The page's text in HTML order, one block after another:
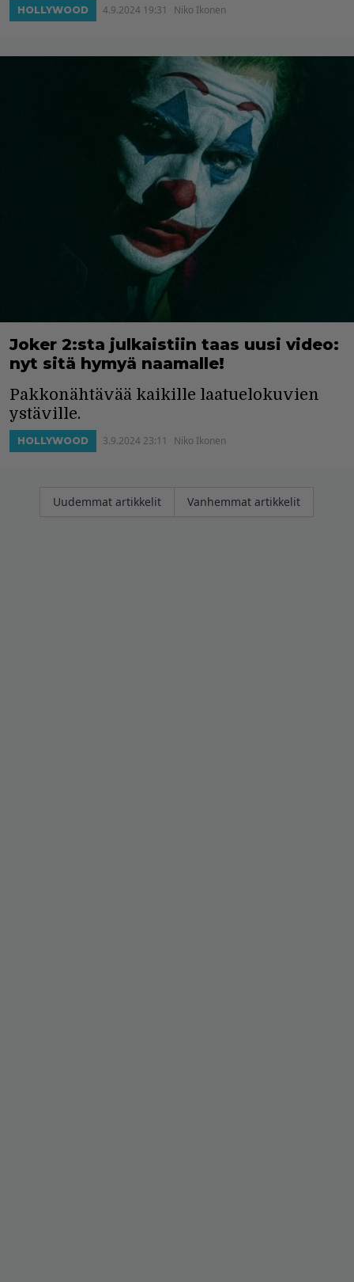
HOLLYWOOD 4.9.2024 19:31 Niko Ikonen
Joker 2:sta julkaistiin taas uusi video:
nyt sitä hymyä naamalle!
Pakkonähtävää kaikille laatuelokuvien
ystäville.
HOLLYWOOD 3.9.2024 23:11 Niko Ikonen
Artikkelien
Uudemmat artikkelit Vanhemmat artikkelit